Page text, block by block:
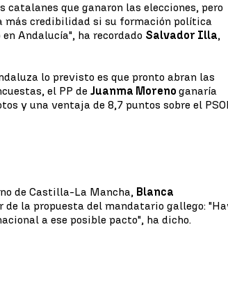
que ganaron las elecciones, pero
más credibilidad si su formación política
Andalucía", ha recordado Salvador Illa,
lo previsto es que pronto abran las
el PP deJuanma Morenoganaría
y una ventaja de 8,7 puntos sobre el
de Castilla-La Mancha, Blanca
de la propuesta del mandatario gallego:
a ese posible pacto", ha dicho.